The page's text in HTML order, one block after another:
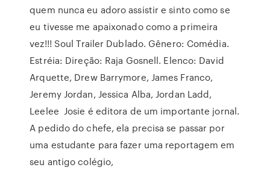
quem nunca eu adoro assistir e sinto como se
eu tivesse me apaixonado como a primeira
vez!!! Soul Trailer Dublado. Gênero: Comédia.
Estréia: Direção: Raja Gosnell. Elenco: David
Arquette, Drew Barrymore, James Franco,
Jeremy Jordan, Jessica Alba, Jordan Ladd,
Leelee Josie é editora de um importante jornal.
A pedido do chefe, ela precisa se passar por
uma estudante para fazer uma reportagem em
seu antigo colégio,